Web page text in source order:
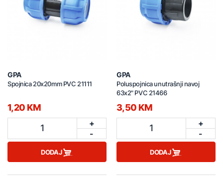
GPA
Spojnica 20x20mm PVC 21111
1,20 KM
1
+
-
DODAJ
GPA
Poluspojnica unutrašnji navoj
63x2" PVC 21466
3,50 KM
1
+
-
DODAJ